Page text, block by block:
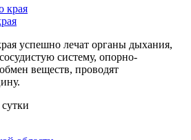
успешно лечат органы дыхания,
систему, опорно-
веществ, проводят
сутки